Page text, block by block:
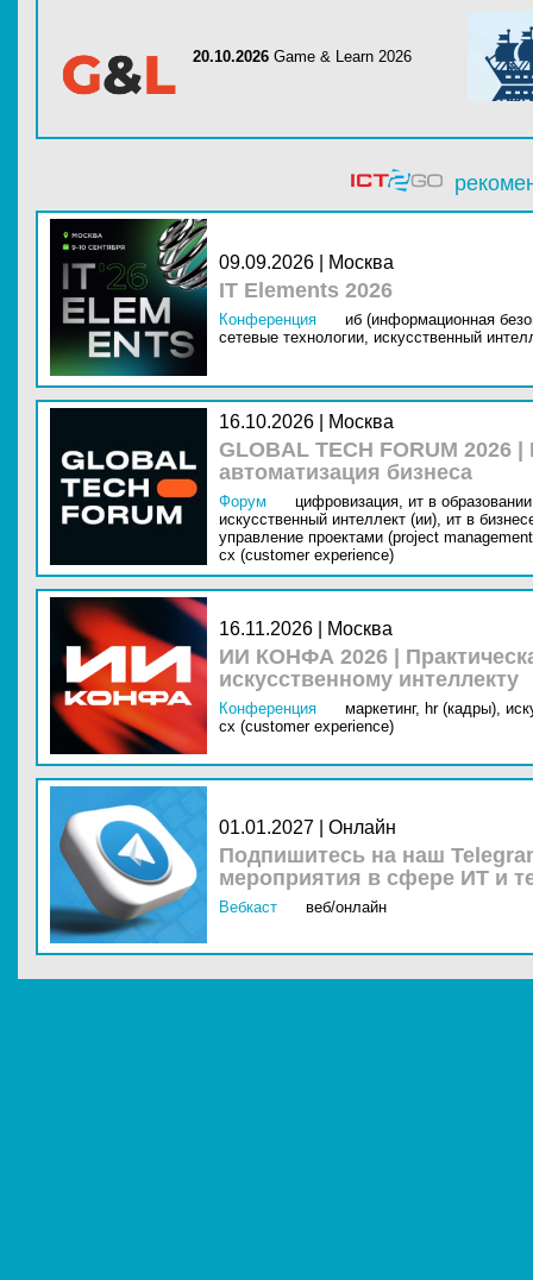
20.10.2026 Game & Learn 2026
09.09.2026 | Москва
IT Elements 2026
Конференция
иб (информационная
сетевые технологии, искусственный
16.10.2026 | Москва
GLOBAL TECH FORUM
автоматизация бизнеса
Форум цифровизация, ит в
искусственный интеллект (ии), ит в
управление проектами (project
cx (customer experience)
16.11.2026 | Москва
ИИ КОНФА 2026 |
искусственному интеллекту
Конференция маркетинг, hr (кадры),
cx (customer experience)
01.01.2027 | Онлайн
Подпишитесь на наш
мероприятия в сфере ИТ и
Вебкаст веб/онлайн